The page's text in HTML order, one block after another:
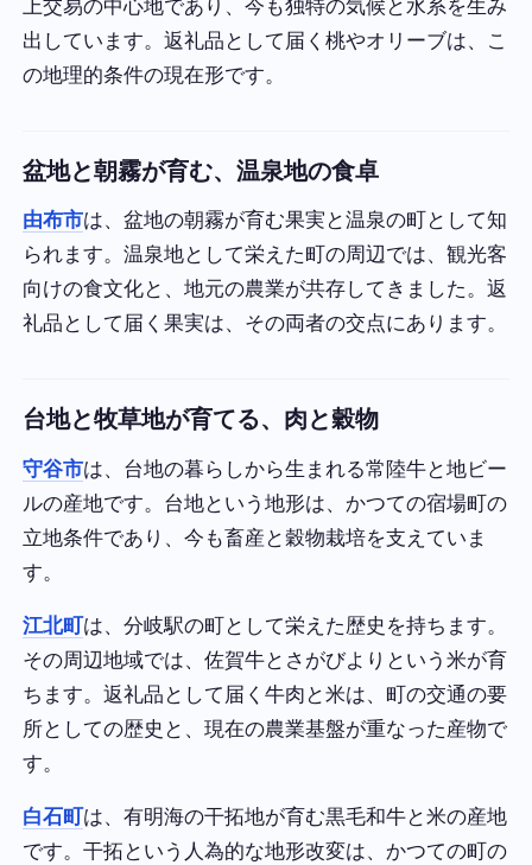
上交易の中心地であり、今も独特の気候と水系を生み
出しています。返礼品として届く桃やオリーブは、こ
の地理的条件の現在形です。
盆地と朝霧が育む、温泉地の食卓
由布市は、盆地の朝霧が育む果実と温泉の町として知
られます。温泉地として栄えた町の周辺では、観光客
向けの食文化と、地元の農業が共存してきました。返
礼品として届く果実は、その両者の交点にあります。
台地と牧草地が育てる、肉と穀物
守谷市は、台地の暮らしから生まれる常陸牛と地ビー
ルの産地です。台地という地形は、かつての宿場町の
立地条件であり、今も畜産と穀物栽培を支えていま
す。
江北町は、分岐駅の町として栄えた歴史を持ちます。
その周辺地域では、佐賀牛とさがびよりという米が育
ちます。返礼品として届く牛肉と米は、町の交通の要
所としての歴史と、現在の農業基盤が重なった産物で
す。
白石町は、有明海の干拓地が育む黒毛和牛と米の産地
です。干拓という人為的な地形改変は、かつての町の